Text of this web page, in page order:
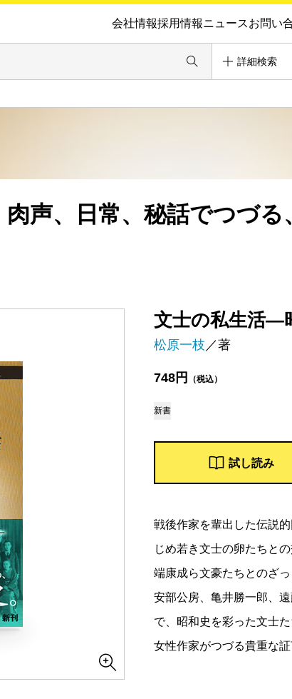
会社情報採用情報ニュースお問い
詳細検索
文士の私生活―
松原一枝 ／著
748円 （税込）
新書
試し読み
声、日常、秘話でつづる
戦後作家を輩出した伝説
じめ若き文士の卵たちと
端康成ら文豪たちとのざ
安部公房、亀井勝一郎、
で、昭和史を彩った文士
女性作家がつづる貴重な